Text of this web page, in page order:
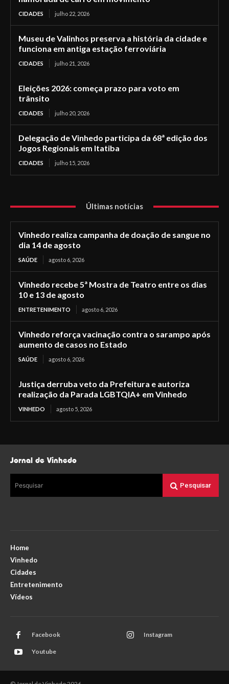
CIDADES julho 22, 2026
Museu de Valinhos preserva a história da cidade e
funciona em antiga estação ferroviária
CIDADES julho 21, 2026
Eleições 2026: começa prazo para voto em
trânsito
CIDADES julho 20, 2026
Delegação de Vinhedo participa da 68ª edição dos
Jogos Regionais em Itatiba
CIDADES julho 15, 2026
Últimas notícias
Vinhedo realiza campanha de doação de sangue no
dia 14 de agosto
SAÚDE agosto 6, 2026
Vinhedo recebe 5ª Mostra de Teatro entre os dias
10 e 13 de agosto
ENTRETENIMENTO agosto 6, 2026
Vinhedo reforça vacinação contra o sarampo após
aumento de casos no Estado
SAÚDE agosto 6, 2026
Justiça derruba veto da Prefeitura e autoriza
realização da Parada LGBTQIA+ em Vinhedo
VINHEDO agosto 5, 2026
Jornal de Vinhedo
Pesquisar Pesquisar
Home
Vinhedo
Cidades
Entretenimento
Vídeos
Facebook Instagram
Youtube